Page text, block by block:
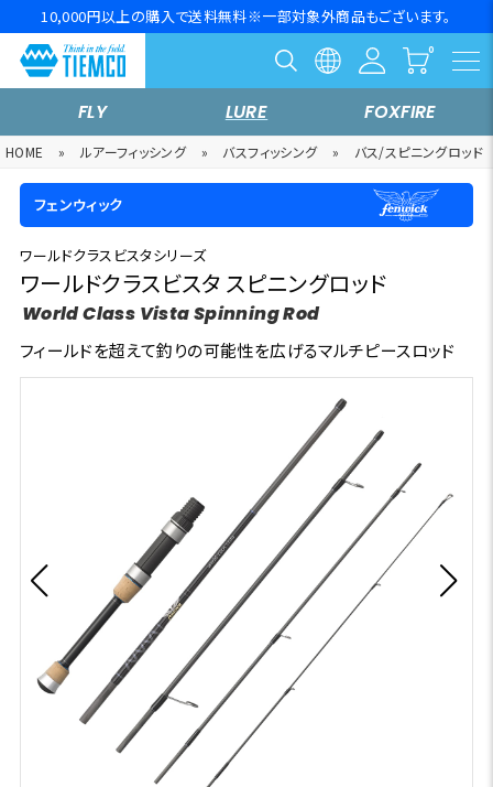
10,000円以上の購入で送料無料※一部対象外商品もございます。
FLY LURE FOXFIRE
HOME » ルアーフィッシング » バスフィッシング » バス/スピニングロッド
フェンウィック
ワールドクラスビスタシリーズ
ワールドクラスビスタ スピニングロッド
World Class Vista Spinning Rod
フィールドを超えて釣りの可能性を広げるマルチピースロッド